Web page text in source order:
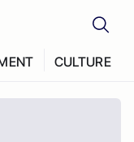
CULTURE